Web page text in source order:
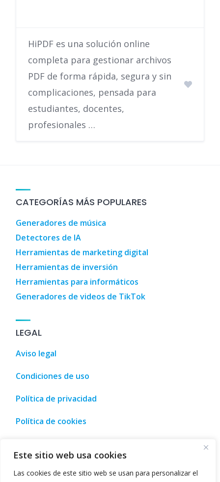
Este sitio web usa cookies
Las cookies de este sitio web se usan para personalizar el
HiPDF es una solución online
completa para gestionar archivos
PDF de forma rápida, segura y sin
complicaciones, pensada para
estudiantes, docentes,
profesionales …
CATEGORÍAS MÁS POPULARES
Generadores de música
Detectores de IA
Herramientas de marketing digital
Herramientas de inversión
Herramientas para informáticos
Generadores de videos de TikTok
LEGAL
Aviso legal
Condiciones de uso
Política de privacidad
Política de cookies
, Tourism, leisure and shopping guide • Malaga,